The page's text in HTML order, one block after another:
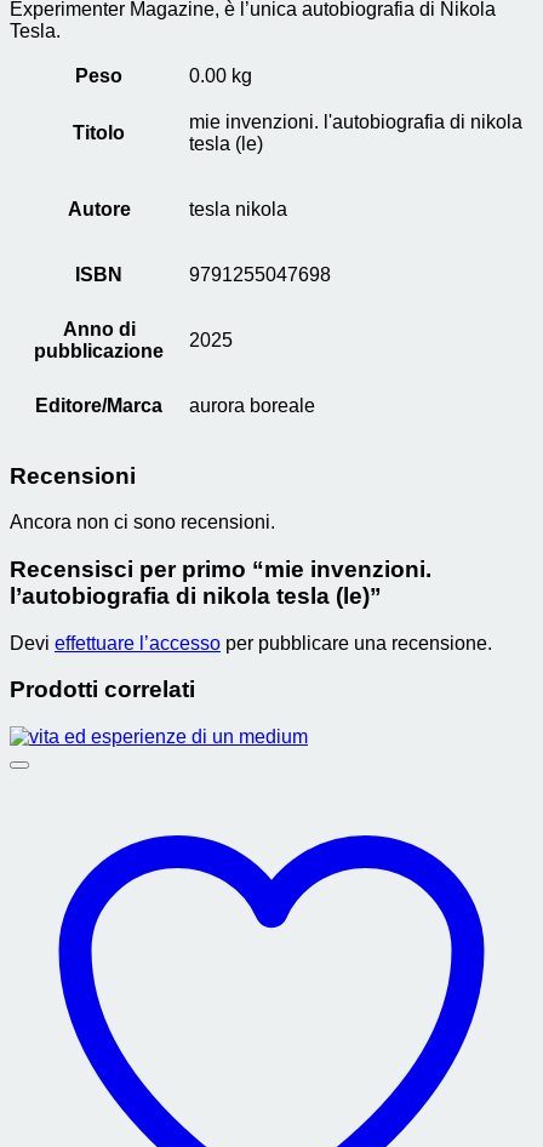
Experimenter Magazine, è l’unica autobiografia di Nikola
Tesla.
Peso 0.00 kg
Titolo
mie invenzioni. l'autobiografia di nikola
tesla (le)
Autore tesla nikola
ISBN 9791255047698
Anno di
pubblicazione
2025
Editore/Marca aurora boreale
Recensioni
Ancora non ci sono recensioni.
Recensisci per primo “mie invenzioni.
l’autobiografia di nikola tesla (le)”
Devi effettuare l’accesso per pubblicare una recensione.
Prodotti correlati